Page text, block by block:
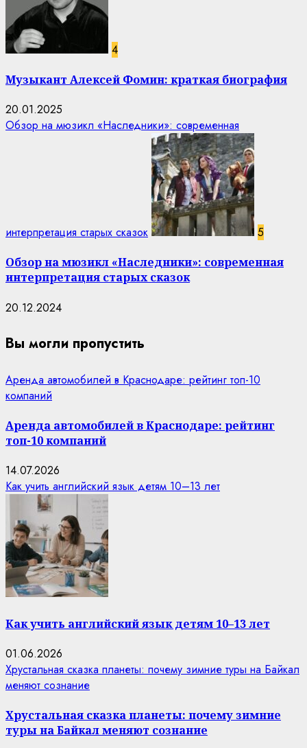
4
Музыкант Алексей Фомин: краткая биография
20.01.2025
Обзор на мюзикл «Наследники»: современная
интерпретация старых сказок 5
Обзор на мюзикл «Наследники»: современная
интерпретация старых сказок
20.12.2024
Вы могли пропустить
Аренда автомобилей в Краснодаре: рейтинг топ-10
компаний
Аренда автомобилей в Краснодаре: рейтинг
топ-10 компаний
14.07.2026
Как учить английский язык детям 10–13 лет
Как учить английский язык детям 10–13 лет
01.06.2026
Хрустальная сказка планеты: почему зимние туры на Байкал
меняют сознание
Хрустальная сказка планеты: почему зимние
туры на Байкал меняют сознание